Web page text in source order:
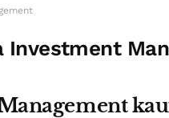
Investment